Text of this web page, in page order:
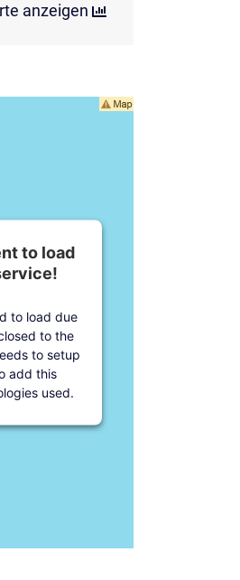
anzeigen
to load
to load due
to the
to setup
add this
used.